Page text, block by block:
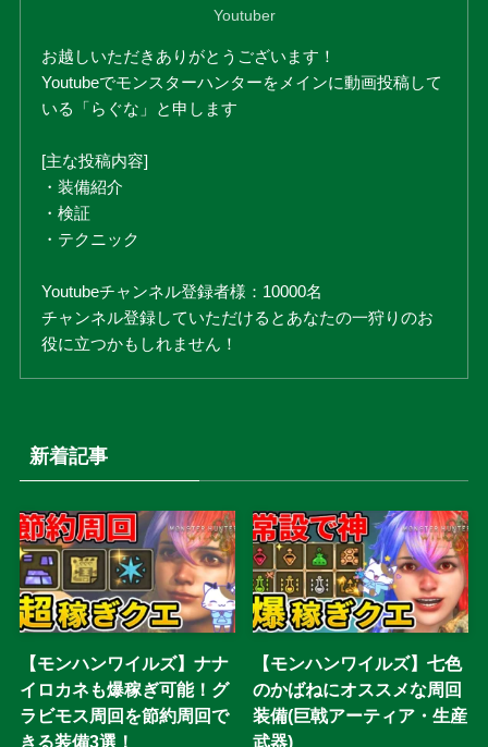
Youtuber
お越しいただきありがとうございます！
Youtubeでモンスターハンターをメインに動画投稿して
いる「らぐな」と申します
[主な投稿内容]
・装備紹介
・検証
・テクニック
Youtubeチャンネル登録者様：10000名
チャンネル登録していただけるとあなたの一狩りのお
役に立つかもしれません！
新着記事
【モンハンワイルズ】ナナ
イロカネも爆稼ぎ可能！グ
ラビモス周回を節約周回で
きる装備3選！
【モンハンワイルズ】七色
のかばねにオススメな周回
装備(巨戟アーティア・生産
武器)